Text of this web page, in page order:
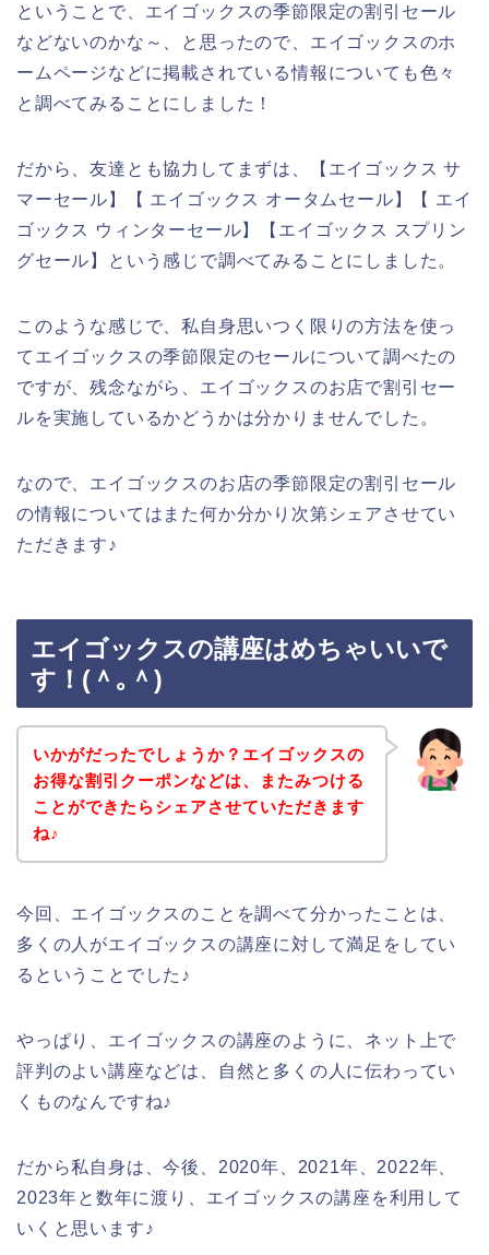
ということで、エイゴックスの季節限定の割引セール
などないのかな～、と思ったので、エイゴックスのホ
ームページなどに掲載されている情報についても色々
と調べてみることにしました！
だから、友達とも協力してまずは、【エイゴックス サ
マーセール】【 エイゴックス オータムセール】【 エイ
ゴックス ウィンターセール】【エイゴックス スプリン
グセール】という感じで調べてみることにしました。
このような感じで、私自身思いつく限りの方法を使っ
てエイゴックスの季節限定のセールについて調べたの
ですが、残念ながら、エイゴックスのお店で割引セー
ルを実施しているかどうかは分かりませんでした。
なので、エイゴックスのお店の季節限定の割引セール
の情報についてはまた何か分かり次第シェアさせてい
ただきます♪
エイゴックスの講座はめちゃいいで
す！(＾｡＾)
いかがだったでしょうか？エイゴックスの
お得な割引クーポンなどは、またみつける
ことができたらシェアさせていただきます
ね♪
今回、エイゴックスのことを調べて分かったことは、
多くの人がエイゴックスの講座に対して満足をしてい
るということでした♪
やっぱり、エイゴックスの講座のように、ネット上で
評判のよい講座などは、自然と多くの人に伝わってい
くものなんですね♪
だから私自身は、今後、2020年、2021年、2022年、
2023年と数年に渡り、エイゴックスの講座を利用して
いくと思います♪